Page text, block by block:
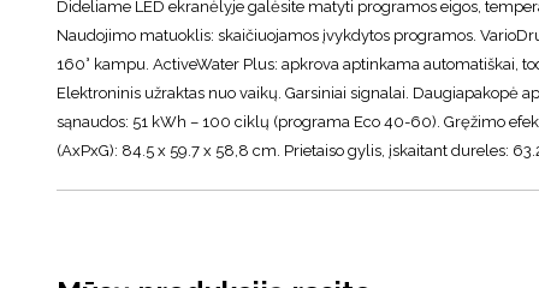
Dideliame LED ekranėlyje galėsite matyti programos eigos,
Naudojimo matuoklis: skaičiuojamos įvykdytos programos.
160° kampu. ActiveWater Plus: apkrova aptinkama automatiškai,
Elektroninis užraktas nuo vaikų. Garsiniai signalai. Daugiapakopė
sąnaudos: 51 kWh – 100 ciklų (programa Eco 40-60). Gręžimo
(AxPxG): 84.5 x 59.7 x 58,8 cm. Prietaiso gylis, įskaitant dureles: